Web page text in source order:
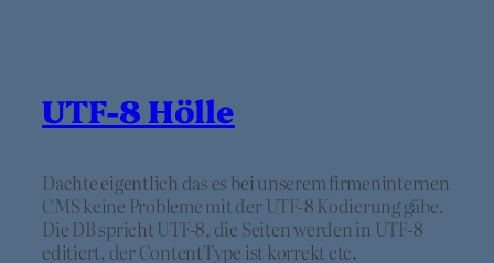
UTF-8 Hölle
Dachte eigentlich das es bei unserem firmeninternen
CMS keine Probleme mit der UTF-8 Kodierung gäbe.
Die DB spricht UTF-8, die Seiten werden in UTF-8
editiert, der ContentType ist korrekt etc.